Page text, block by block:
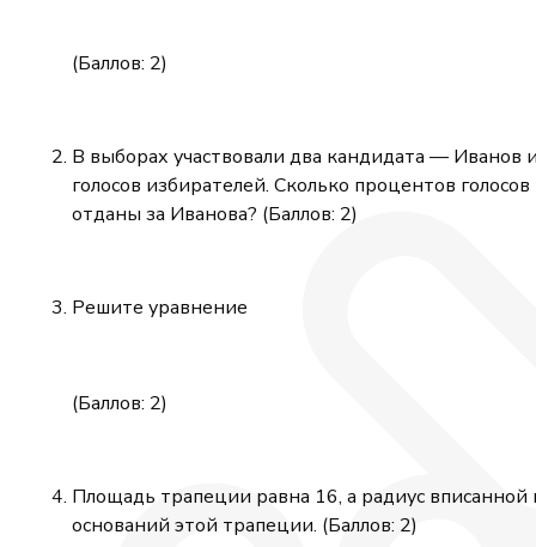
(Баллов: 2)
В выборах участвовали два кандидата — Иванов
голосов избирателей. Сколько процентов
отданы за Иванова? (Баллов: 2)
Решите уравнение
(Баллов: 2)
Площадь трапеции равна 16, а радиус
оснований этой трапеции. (Баллов: 2)